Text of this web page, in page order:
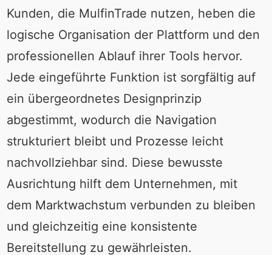
Kunden, die MulfinTrade nutzen, heben die
logische Organisation der Plattform und den
professionellen Ablauf ihrer Tools hervor.
Jede eingeführte Funktion ist sorgfältig auf
ein übergeordnetes Designprinzip
abgestimmt, wodurch die Navigation
strukturiert bleibt und Prozesse leicht
nachvollziehbar sind. Diese bewusste
Ausrichtung hilft dem Unternehmen, mit
dem Marktwachstum verbunden zu bleiben
und gleichzeitig eine konsistente
Bereitstellung zu gewährleisten.